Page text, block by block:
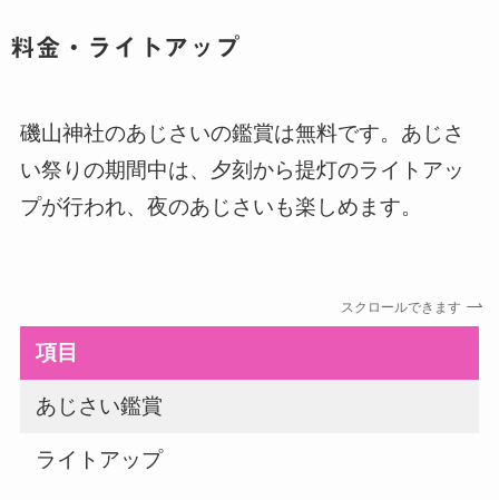
料金・ライトアップ
磯山神社のあじさいの鑑賞は無料です。あじさ
い祭りの期間中は、夕刻から提灯のライトアッ
プが行われ、夜のあじさいも楽しめます。
スクロールできます
項目
あじさい鑑賞
ライトアップ